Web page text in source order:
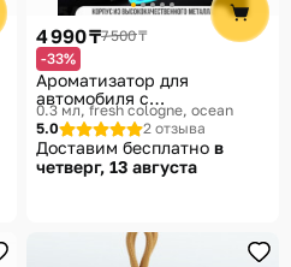
4 990 ₸7 500 ₸
-33%
Ароматизатор для
автомобиля с
автоматическим
распылителем
0.3 мл, fresh cologne, ocean
5.0
2 отзыва
Доставим бесплатно в
четверг, 13 августа